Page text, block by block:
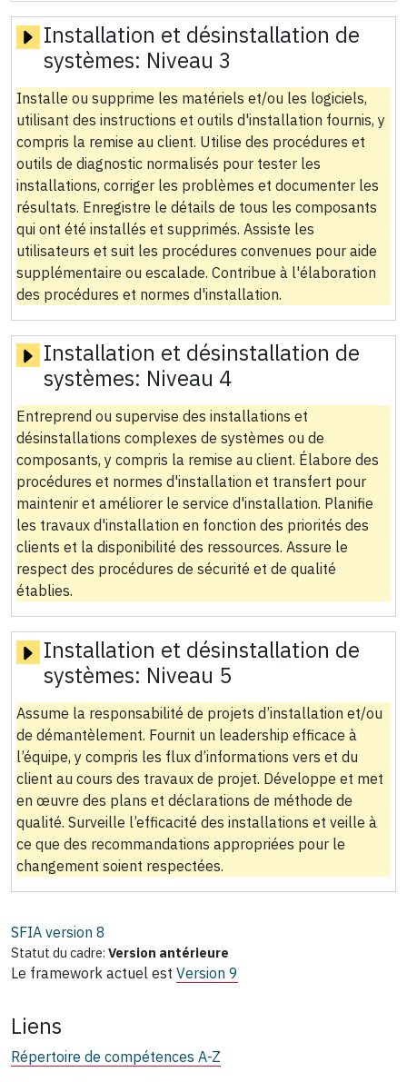
Installation et désinstallation de
systèmes: Niveau 3
Installe ou supprime les matériels et/ou les logiciels,
utilisant des instructions et outils d'installation fournis, y
compris la remise au client. Utilise des procédures et
outils de diagnostic normalisés pour tester les
installations, corriger les problèmes et documenter les
résultats. Enregistre le détails de tous les composants
qui ont été installés et supprimés. Assiste les
utilisateurs et suit les procédures convenues pour aide
supplémentaire ou escalade. Contribue à l'élaboration
des procédures et normes d'installation.
Installation et désinstallation de
systèmes: Niveau 4
Entreprend ou supervise des installations et
désinstallations complexes de systèmes ou de
composants, y compris la remise au client. Élabore des
procédures et normes d'installation et transfert pour
maintenir et améliorer le service d'installation. Planifie
les travaux d'installation en fonction des priorités des
clients et la disponibilité des ressources. Assure le
respect des procédures de sécurité et de qualité
établies.
Installation et désinstallation de
systèmes: Niveau 5
Assume la responsabilité de projets d’installation et/ou
de démantèlement. Fournit un leadership efficace à
l’équipe, y compris les flux d’informations vers et du
client au cours des travaux de projet. Développe et met
en œuvre des plans et déclarations de méthode de
qualité. Surveille l’efficacité des installations et veille à
ce que des recommandations appropriées pour le
changement soient respectées.
SFIA version 8
Statut du cadre: Version antérieure
Le framework actuel est Version 9
Liens
Répertoire de compétences A-Z